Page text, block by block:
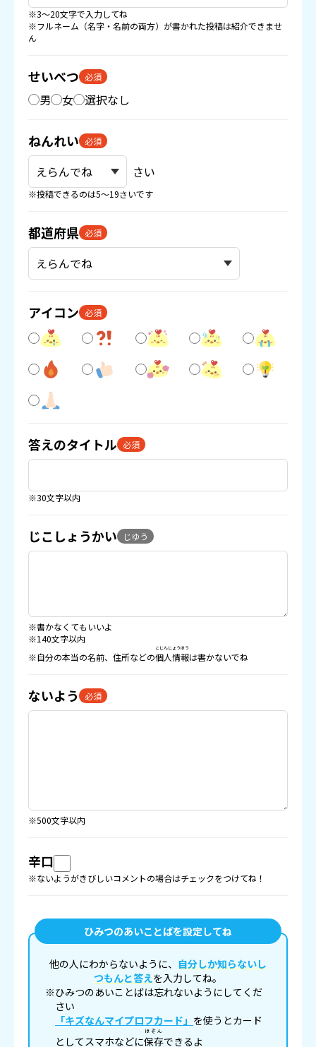
※3〜20文字で入力してね
※フルネーム（名字・名前の両方）が書かれた投稿は紹介できませ
ん
せいべつ 必須
男 女 選択なし
ねんれい 必須
さい
※投稿できるのは5〜19さいです
都道府県 必須
アイコン 必須
答えのタイトル 必須
※30文字以内
じこしょうかい じゆう
※書かなくてもいいよ
※140文字以内
※自分の本当の名前、住所などの個人情報
こじんじょうほう
は書かないでね
ないよう 必須
※500文字以内
辛口
※ないようがきびしいコメントの場合はチェックをつけてね！
ひみつのあいことばを設定してね
他の人にわからないように、 自分しか知らないし
つもんと答えを入力してね。
※ひみつのあいことばは忘れないようにしてくだ
さい
「キズなんマイプロフカード」 を使うとカード
としてスマホなどに保存
ほぞん
できるよ